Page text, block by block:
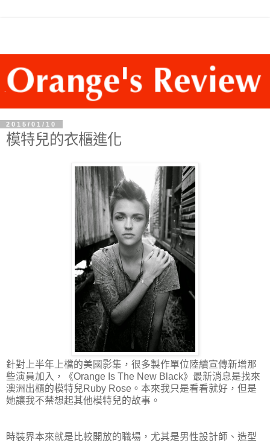
2015/01/10
模特兒的衣櫃進化
針對上半年上檔的美國影集，很多製作單位陸續宣傳新增那
些演員加入，《Orange Is The New Black》最新消息是找來
澳洲出櫃的模特兒Ruby Rose。本來我只是看看就好，但是
她讓我不禁想起其他模特兒的故事。
時裝界本來就是比較開放的職場，尤其是男性設計師、造型